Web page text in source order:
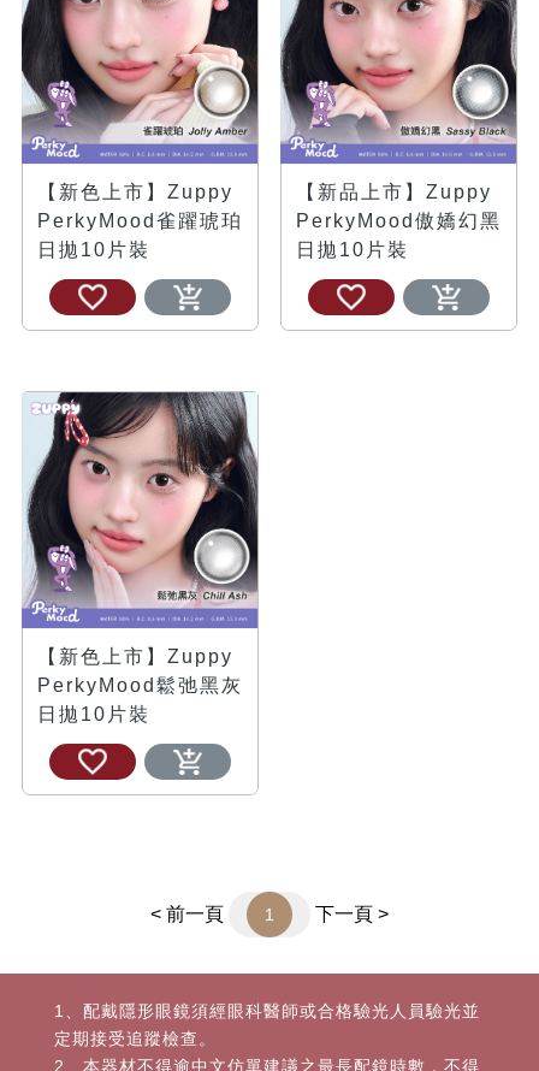
【新色上市】Zuppy
PerkyMood雀躍琥珀
日拋10片裝
【新品上市】Zuppy
PerkyMood傲嬌幻黑
日拋10片裝
【新色上市】Zuppy
PerkyMood鬆弛黑灰
日拋10片裝
< 前一頁 1 下一頁 >
1、配戴隱形眼鏡須經眼科醫師或合格驗光人員驗光並
定期接受追蹤檢查。
2、本器材不得逾中文仿單建議之最長配鏡時數，不得